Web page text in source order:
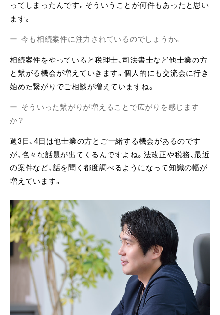
ってしまったんです。そういうことが何件もあったと思い
ます。
今も相続案件に注力されているのでしょうか。
相続案件をやっていると税理士、司法書士など他士業の方
と繋がる機会が増えていきます。個人的にも交流会に行き
始めた繋がりでご相談が増えていますね。
そういった繋がりが増えることで広がりを感じます
か？
週3日、4日は他士業の方とご一緒する機会があるのです
が、色々な話題が出てくるんですよね。法改正や税務、最近
の案件など、話を聞く都度調べるようになって知識の幅が
増えています。